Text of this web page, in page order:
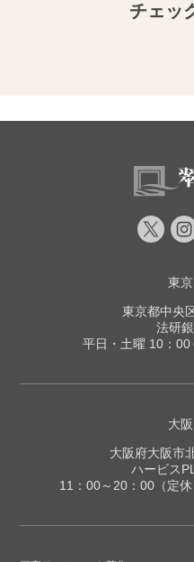
チェッ
東
東京都中央
法研
平日・土曜 10：00
大
大阪府大阪市
ハービス
11：00～20：00（定休